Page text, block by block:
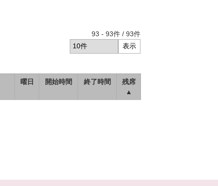
93 - 93件 / 93件
曜日 開始時間 終了時間
残席
▲